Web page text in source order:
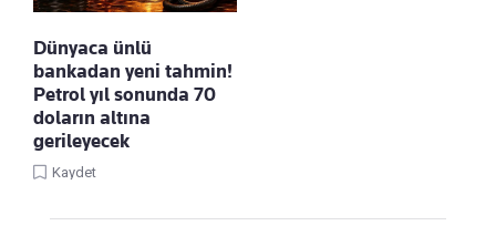
Dünyaca ünlü
bankadan yeni tahmin!
Petrol yıl sonunda 70
doların altına
gerileyecek
Kaydet